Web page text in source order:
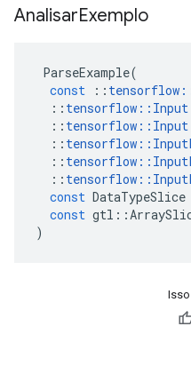
AnalisarExemplo
ParseExample(
const
:: tensorflow
:: tensorflow :: Input
:: tensorflow :: Input
:: tensorflow ::
:: tensorflow ::
:: tensorflow ::
const DataTypeSlice
const gtl ::
)